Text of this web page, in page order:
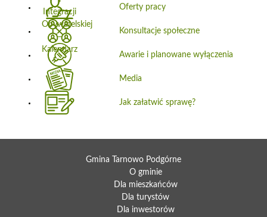
Oferty pracy
Konsultacje społeczne
Awarie i planowane wyłączenia
Media
Jak załatwić sprawę?
Gmina Tarnowo Podgórne
O gminie
Dla mieszkańców
Dla turystów
Dla inwestorów